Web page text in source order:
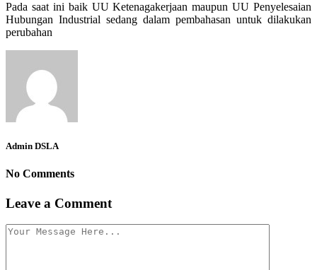
Pada saat ini baik UU Ketenagakerjaan maupun UU Penyelesaian
Hubungan Industrial sedang dalam pembahasan untuk dilakukan
perubahan
Admin DSLA
No Comments
Leave a Comment